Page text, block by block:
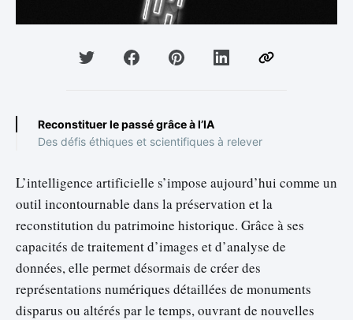
Reconstituer le passé grâce à l’IA
Des défis éthiques et scientifiques à relever
L’intelligence artificielle s’impose aujourd’hui comme un
outil incontournable dans la préservation et la
reconstitution du patrimoine historique. Grâce à ses
capacités de traitement d’images et d’analyse de
données, elle permet désormais de créer des
représentations numériques détaillées de monuments
disparus ou altérés par le temps, ouvrant de nouvelles